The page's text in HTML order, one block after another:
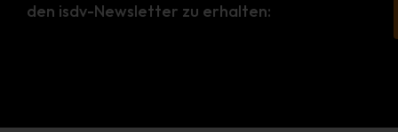
den isdv-Newsletter zu erhalten: